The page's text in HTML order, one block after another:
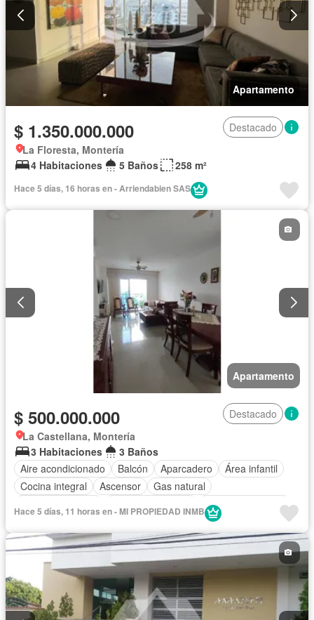
Apartamento
$ 1.350.000.000
Destacado
La Floresta, Montería
4 Habitaciones
5 Baños 258 m²
Hace 5 días, 16 horas en - Arriendabien SAS
Apartamento
$ 500.000.000
Destacado
La Castellana, Montería
3 Habitaciones
3 Baños
Aire acondicionado
Balcón Aparcadero
Área infantil
Cocina integral
Ascensor
Gas natural
Cuarto de servicio
Hace 5 días, 11 horas en - MI PROPIEDAD INMB